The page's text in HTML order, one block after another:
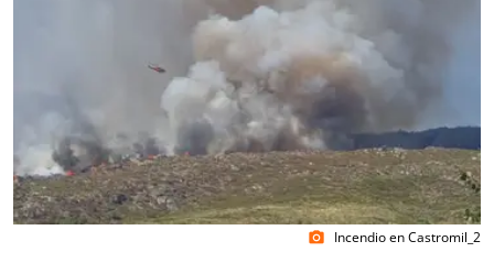
photo_camera Incendio en Castromil_2